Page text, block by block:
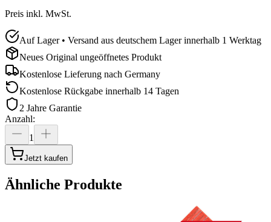
Preis inkl. MwSt.
Auf Lager • Versand aus deutschem Lager innerhalb 1 Werktag
Neues Original ungeöffnetes Produkt
Kostenlose Lieferung nach Germany
Kostenlose Rückgabe innerhalb 14 Tagen
2 Jahre Garantie
Anzahl:
1
Jetzt kaufen
Ähnliche Produkte